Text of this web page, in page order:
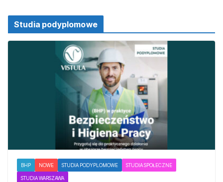
Studia podyplomowe
BHP NOWE STUDIA PODYPLOMOWE STUDIA SPOŁECZNE
STUDIA WARSZAWA